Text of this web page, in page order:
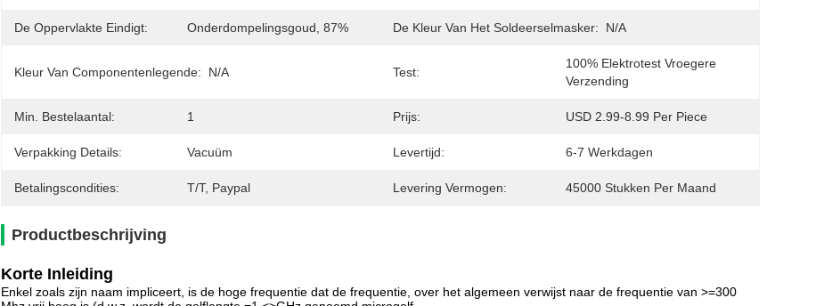
De Oppervlakte Eindigt: Onderdompelingsgoud, 87% De Kleur Van Het Soldeerselmasker: N/A
Kleur Van Componentenlegende: N/A Test:
100% Elektrotest Vroegere
Verzending
Min. Bestelaantal: 1 Prijs: USD 2.99-8.99 Per Piece
Verpakking Details: Vacuüm Levertijd: 6-7 Werkdagen
Betalingscondities: T/T, Paypal Levering Vermogen: 45000 Stukken Per Maand
Productbeschrijving
Korte Inleiding
Enkel zoals zijn naam impliceert, is de hoge frequentie dat de frequentie, over het algemeen verwijst naar de frequentie van >=300